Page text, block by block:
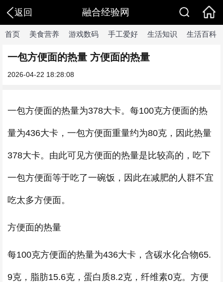
返回 融合经验网
首页 美食营养 游戏数码 手工爱好 生活知识 生活百科
一包方便面的热量 方便面的热量
2026-04-22 18:28:08
一包方便面的热量为378大卡。每100克方便面的热
量为436大卡，一包方便面重量约为80克，因此热量
378大卡。由此可见方便面的热量是比较高的，吃下
一包方便面等于吃了一碗饭，因此在减肥的人群不宜
吃太多方便面。
方便面的热量
每100克方便面的热量为436大卡，含碳水化合物65.
9克，脂肪15.6克，蛋白质8.2克，纤维素0克。方便